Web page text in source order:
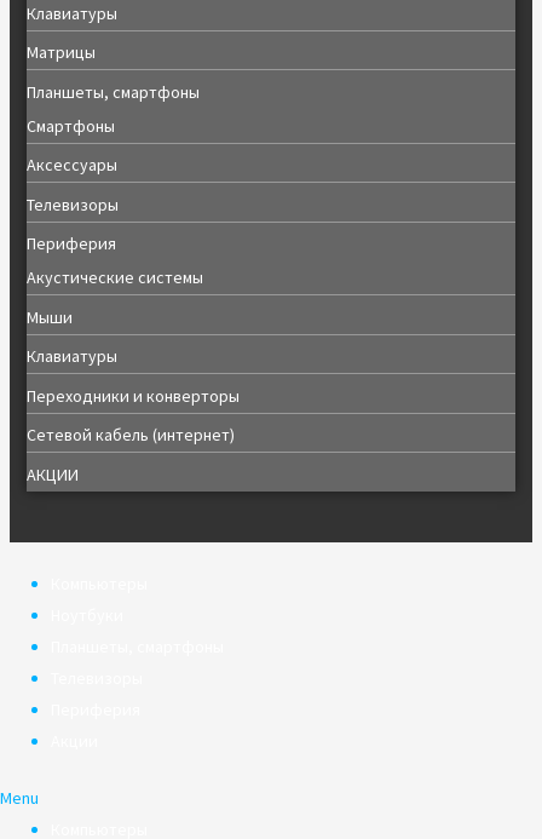
Клавиатуры
Матрицы
Планшеты, смартфоны
Смартфоны
Аксессуары
Телевизоры
Периферия
Акустические системы
Мыши
Клавиатуры
Переходники и конверторы
Сетевой кабель (интернет)
АКЦИИ
Menu